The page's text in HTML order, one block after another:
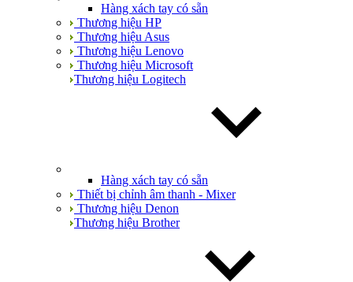
Hàng xách tay có sẵn
Thương hiệu HP
Thương hiệu Asus
Thương hiệu Lenovo
Thương hiệu Microsoft
Thương hiệu Logitech
Hàng xách tay có sẵn
Thiết bị chỉnh âm thanh - Mixer
Thương hiệu Denon
Thương hiệu Brother